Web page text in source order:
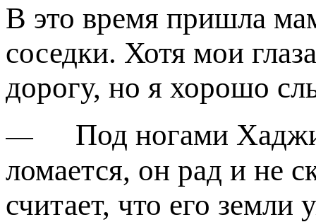
В это время пришла
соседки. Хотя мои
дорогу, но я хорошо
—
Под ногами
ломается, он рад и не
считает, что его земли